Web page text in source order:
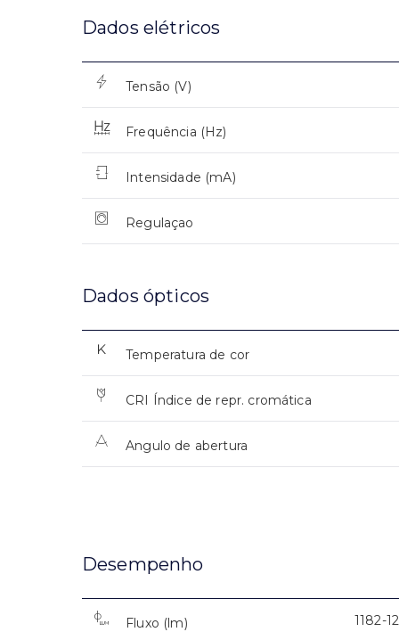
Dados elétricos
Tensão (V)
Frequência (Hz)
Intensidade (mA)
Regulaçao
Dados ópticos
Temperatura de cor
CRI Índice de repr. cromática
Angulo de abertura
Desempenho
Fluxo (lm) 1182-